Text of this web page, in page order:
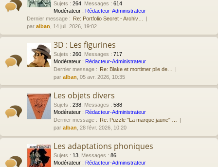
Sujets : 264 Messages : 614
Modérateur : Rédacteur-Administrateur
Dernier message : Re: Portfolio Secret - Archiv…
par alban , 14 juil. 2026, 19:02
3D : Les figurines
Sujets : 260 Messages : 717
Modérateur : Rédacteur-Administrateur
Dernier message : Re: Blake et mortimer pile de…
par alban , 05 avr. 2026, 10:35
Les objets divers
Sujets : 238 Messages : 588
Modérateur : Rédacteur-Administrateur
Dernier message : Re: Puzzle "La marque jaune" …
par alban , 28 févr. 2026, 10:20
Les adaptations phoniques
Sujets : 13 Messages : 86
Modérateur : Rédacteur-Administrateur